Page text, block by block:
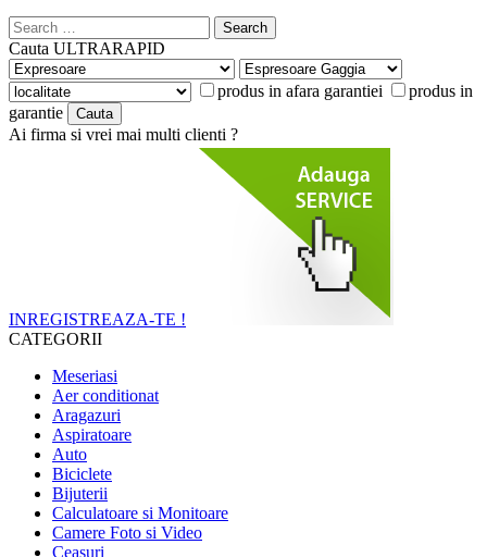
Search
for:
Cauta ULTRARAPID
produs in afara garantiei
produs in
garantie
Ai firma si vrei mai multi clienti ?
INREGISTREAZA-TE !
CATEGORII
Meseriasi
Aer conditionat
Aragazuri
Aspiratoare
Auto
Biciclete
Bijuterii
Calculatoare si Monitoare
Camere Foto si Video
Ceasuri